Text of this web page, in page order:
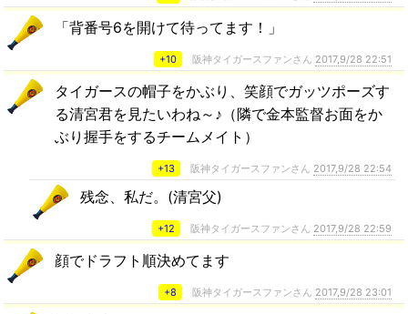
「背番号6を開けて待ってます！」
+10 阪神タイガースファンさん 2017,9/28 22:51
タイガースの帽子をかぶり、笑顔でガッツポーズす
る清宮君を見たいわね～♪（隣で金本監督お面をか
ぶり握手をするチームメイト）
+13 阪神タイガースファンさん 2017,9/28 22:54
残念、私だ。(清宮父)
+12 阪神タイガースファンさん 2017,9/28 22:59
顔でドラフト順決めてます
+8 阪神タイガースファンさん 2017,9/28 23:01